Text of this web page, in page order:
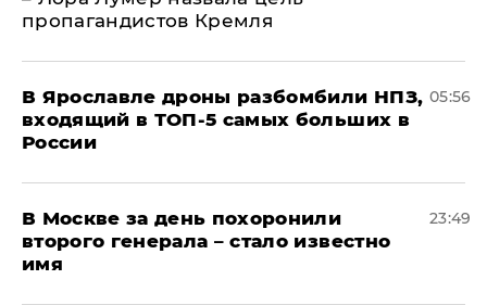
пропагандистов Кремля
В Ярославле дроны разбомбили НПЗ,
входящий в ТОП-5 самых больших в
России
05:56
В Москве за день похоронили
второго генерала – стало известно
имя
23:49